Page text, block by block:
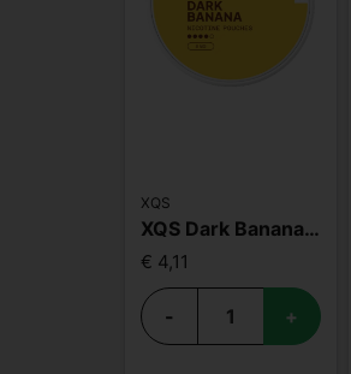
XQS
XQS Dark Banana Slim Strong
€ 4,11
- +